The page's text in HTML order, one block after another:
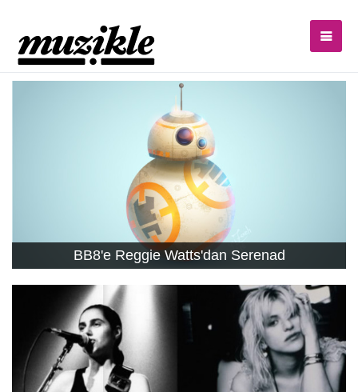
BB8'e Reggie Watts'dan Serenad